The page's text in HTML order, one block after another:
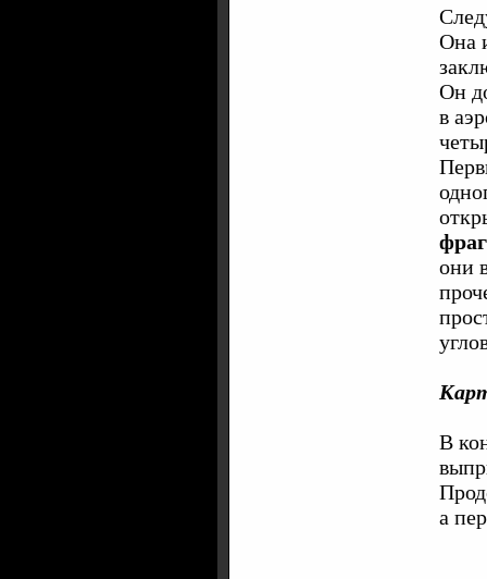
Она
Он
в
они
В
а